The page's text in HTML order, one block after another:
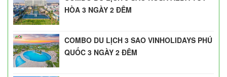
HÒA 3 NGÀY 2 ĐÊM
COMBO DU LỊCH 3 SAO VINHOLIDAYS PHÚ
QUỐC 3 NGÀY 2 ĐÊM